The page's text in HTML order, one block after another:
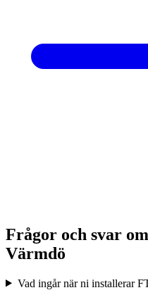
Frågor och svar
Värmdö
Vad ingår när ni installerar